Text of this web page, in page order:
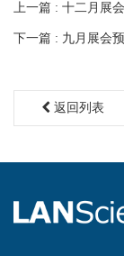
上一篇 : 十二月展
下一篇 : 九月展会
返回列表